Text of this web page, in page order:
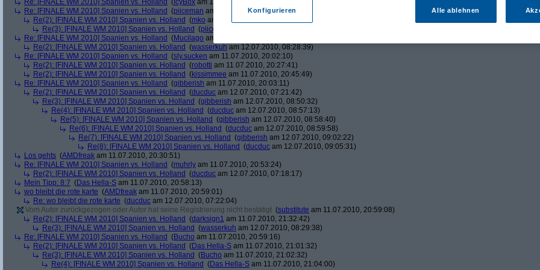
Re: [FINALE WM 2010] Spanien vs. Holland ( IcyBox am 11.07.2010, 17:22:38)
Re: [FINALE WM 2010] Spanien vs. Holland (piiceman am 11.07.2010, 17:42:05)
Re(2): [FINALE WM 2010] Spanien vs. Holland (mko am 11.07.2010, 17:45:00)
Re(3): [FINALE WM 2010] Spanien vs. Holland (piiceman
Re: [FINALE WM 2010] Spanien vs. Holland (Mucilago am 11.07.2010, 19:16:01)
Re(2): [FINALE WM 2010] Spanien vs. Holland (wasserkuh am 12.07.2010, 08:28:39)
Re: [FINALE WM 2010] Spanien vs. Holland (sly.sucken am 11.07.2010, 20:02:10)
Re(2): [FINALE WM 2010] Spanien vs. Holland (robotti am 11.07.2010, 20:27:41)
Re(2): [FINALE WM 2010] Spanien vs. Holland (kissimmee am 11.07.2010, 20:45:49)
Re: [FINALE WM 2010] Spanien vs. Holland (gibberish am 11.07.2010, 20:03:11)
Re(2): [FINALE WM 2010] Spanien vs. Holland (ducduc am 12.07.2010, 07:21:42)
Re(3): [FINALE WM 2010] Spanien vs. Holland (gibberish am 12.07.2010, 08:50:32)
Re(4): [FINALE WM 2010] Spanien vs. Holland (ducduc am 12.07.2010, 08:57:13)
Re(5): [FINALE WM 2010] Spanien vs. Holland (gibberish am 12.07.2010, 08:58:40)
Re(6): [FINALE WM 2010] Spanien vs. Holland (ducduc am 12.07.2010, 08:59:58)
Re(7): [FINALE WM 2010] Spanien vs. Holland (gibberish am 12.07.2010, 09:02:22)
Re(8): [FINALE WM 2010] Spanien vs. Holland (ducduc am 12.07.2010, 09:05:31)
Los gehts (AMDfreak am 11.07.2010, 20:30:51)
Re: [FINALE WM 2010] Spanien vs. Holland (muhrly am 11.07.2010, 20:53:24)
Re(2): [FINALE WM 2010] Spanien vs. Holland (ducduc am 12.07.2010, 07:18:17)
Mein Tipp: 8:7 (Das Hella-S am 11.07.2010, 20:58:13)
wo bleibt die rote karte (AMDfreak am 11.07.2010, 20:59:01)
Re: wo bleibt die rote karte (ducduc am 12.07.2010, 07:22:04)
Vom Autor zurückgezogen oder Autor hat seine Registrierung nicht bestätigt (substitute am 11.07.2010, 20:59:08)
Re(2): [FINALE WM 2010] Spanien vs. Holland (darksign1 am 11.07.2010, 21:32:42)
Re(3): [FINALE WM 2010] Spanien vs. Holland (wasserkuh am 12.07.2010, 08:29:38)
Re: [FINALE WM 2010] Spanien vs. Holland (Bucho am 11.07.2010, 20:59:16)
Re(2): [FINALE WM 2010] Spanien vs. Holland (Das Hella-S am 11.07.2010, 21:01:32)
Re(3): [FINALE WM 2010] Spanien vs. Holland (Bucho am 11.07.2010, 21:02:32)
Re(4): [FINALE WM 2010] Spanien vs. Holland (Das Hella-S am 11.07.2010, 21:04:00)
Konfigurieren Alle ablehnen